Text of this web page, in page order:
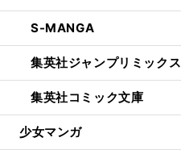
S-MANGA
集英社ジャンプリミックス
集英社コミック文庫
少女マンガ